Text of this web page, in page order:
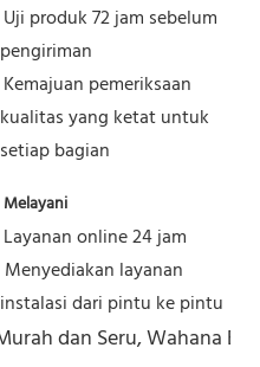
Uji produk 72 jam sebelum
pengiriman
Kemajuan pemeriksaan
kualitas yang ketat untuk
setiap bagian
Melayani
Layanan online 24 jam
Menyediakan layanan
instalasi dari pintu ke pintu